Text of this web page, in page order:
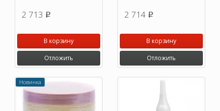
2 713 p
В корзину
Отложить
2 714 p
В корзину
Отложить
Новинка